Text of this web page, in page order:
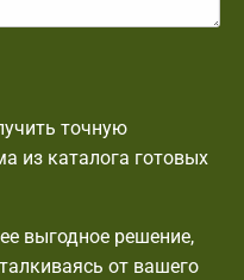
точную
из каталога готовых
выгодное решение,
от вашего